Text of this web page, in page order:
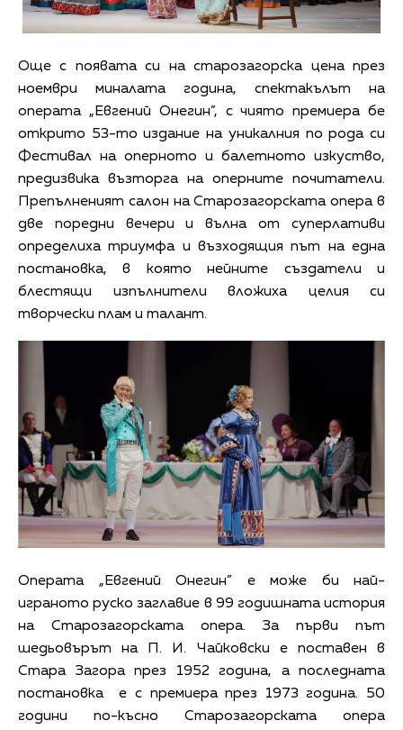
Още с появата си на старозагорска цена през
ноември миналата година, спектакълът на
операта „Евгений Онегин”, с чиято премиера бе
открито 53-то издание на уникалния по рода си
Фестивал на оперното и балетното изкуство,
предизвика възторга на оперните почитатели.
Препълненият салон на Старозагорската опера в
две поредни вечери и вълна от суперлативи
определиха триумфа и възходящия път на една
постановка, в която нейните създатели и
блестящи изпълнители вложиха целия си
творчески плам и талант.
Операта „Евгений Онегин” е може би най-
играното руско заглавие в 99 годишната история
на Старозагорската опера. За първи път
шедьовърът на П. И. Чайковски е поставен в
Стара Загора през 1952 година, а последната
постановка е с премиера през 1973 година. 50
години по-късно Старозагорската опера